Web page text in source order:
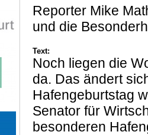
Reporter Mike
und die
Text:
Noch liegen die
da. Das ändert
Hafengeburtstag
Senator für
besonderen